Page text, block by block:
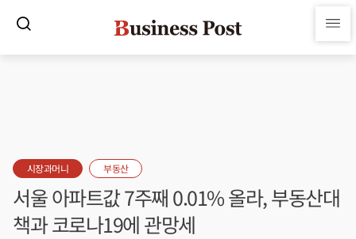
시장과머니 부동산
서울 아파트값 7주째 0.01% 올라, 부동산대
책과 코로나19에 관망세